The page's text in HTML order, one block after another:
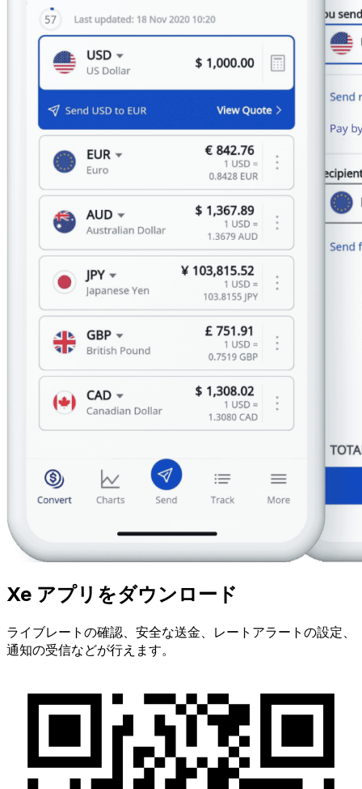
Xe アプリをダウンロード
ライブレートの確認、安全な送金、レートアラートの設定、
通知の受信などが行えます。